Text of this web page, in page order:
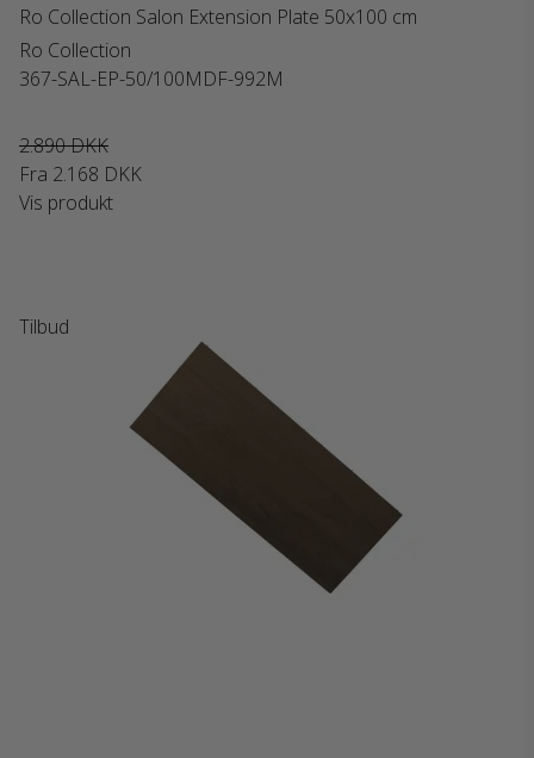
Ro Collection Salon Extension Plate 50x100 cm
Ro Collection
367-SAL-EP-50/100MDF-992M
2.890 DKK
Fra 2.168 DKK
Vis produkt
Tilbud